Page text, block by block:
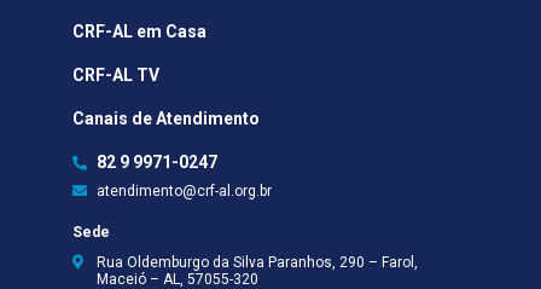
CRF-AL em Casa
CRF-AL TV
Canais de Atendimento
82 9 9971-0247
atendimento@crf-al.org.br
Sede
Rua Oldemburgo da Silva Paranhos, 290 – Farol,
Maceió – AL, 57055-320